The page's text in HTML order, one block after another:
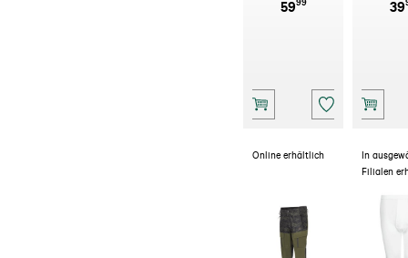
schwarz
59 39
Online erhältlich
In
Filialen